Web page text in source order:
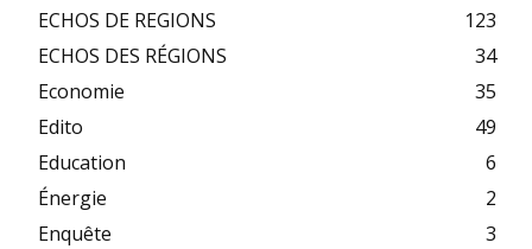
ECHOS DE REGIONS
123
ECHOS DES RÉGIONS
34
Economie
35
Edito
49
Education
6
Énergie
2
Enquête
3